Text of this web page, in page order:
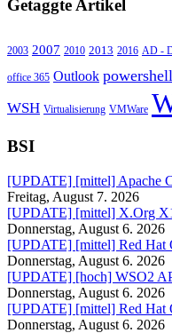
Getaggte Artikel
2003 2007 2010 2013 2016 AD -
office 365 Outlook powershell
WSH Virtualisierung VMWare
BSI
[UPDATE] [mittel] Apache
Freitag, August 7. 2026
[UPDATE] [mittel] X.Org
Donnerstag, August 6. 2026
[UPDATE] [mittel] Red Hat
Donnerstag, August 6. 2026
[UPDATE] [hoch] WSO2
Donnerstag, August 6. 2026
[UPDATE] [mittel] Red Hat
Donnerstag, August 6. 2026